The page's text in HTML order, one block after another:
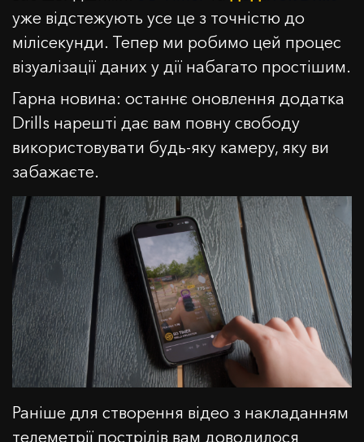
уже відстежують усе це з точністю до
мілісекунди. Тепер ми робимо цей процес
візуалізації даних у дії набагато простішим.
Гарна новина: останнє оновлення додатка
Drills нарешті дає вам повну свободу
використовувати будь-яку камеру, яку ви
забажаєте.
Раніше для створення відео з накладанням
телеметрії пострілів вам доводилося